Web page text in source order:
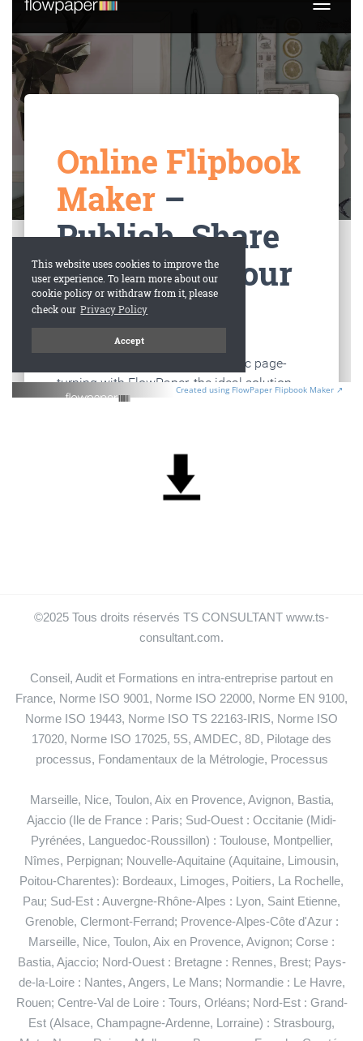
Created using FlowPaper Flipbook Maker ↗
©2025 Tous droits réservés TS CONSULTANT www.ts-
consultant.com.
Conseil, Audit et Formations en intra-entreprise partout en
France, Norme ISO 9001, Norme ISO 22000, Norme EN 9100,
Norme ISO 19443, Norme ISO TS 22163-IRIS, Norme ISO
17020, Norme ISO 17025, 5S, AMDEC, 8D, Pilotage des
processus, Fondamentaux de la Métrologie, Processus
Marseille, Nice, Toulon, Aix en Provence, Avignon, Bastia,
Ajaccio (Ile de France : Paris; Sud-Ouest : Occitanie (Midi-
Pyrénées, Languedoc-Roussillon) : Toulouse, Montpellier,
Nîmes, Perpignan; Nouvelle-Aquitaine (Aquitaine, Limousin,
Poitou-Charentes): Bordeaux, Limoges, Poitiers, La Rochelle,
Pau; Sud-Est : Auvergne-Rhône-Alpes : Lyon, Saint Etienne,
Grenoble, Clermont-Ferrand; Provence-Alpes-Côte d'Azur :
Marseille, Nice, Toulon, Aix en Provence, Avignon; Corse :
Bastia, Ajaccio; Nord-Ouest : Bretagne : Rennes, Brest; Pays-
de-la-Loire : Nantes, Angers, Le Mans; Normandie : Le Havre,
Rouen; Centre-Val de Loire : Tours, Orléans; Nord-Est : Grand-
Est (Alsace, Champagne-Ardenne, Lorraine) : Strasbourg,